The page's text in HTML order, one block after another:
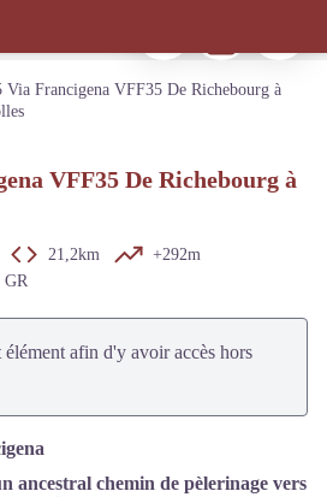
De Richebourg à Faverolles
- Via Francigena - © FFRP
Voir l'image en plein écran
Via Francigena VFF35 De Richebourg à
VFF35 De Richebourg à
21,2km
+292m
GR
élément afin d'y avoir accès hors
ancestral chemin de pèlerinage vers